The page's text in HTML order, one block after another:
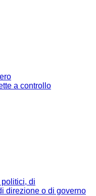
a controllo
di
direzione o di governo